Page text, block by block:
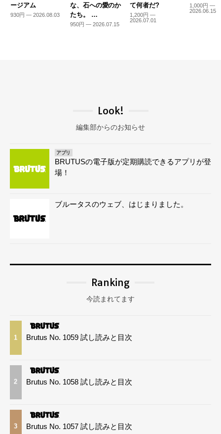
ージアム
930円 — 2026.08.03
な、石への愛のか
たち。 …
950円 — 2026.07.15
て何者だ?
1,200円 —
2026.07.01
1,000円 —
2026.06.15
Look!
編集部からのお知らせ
アプリ
BRUTUSの電子版が定期購読できるアプリが登
場！
ブルータスのウェブ、はじまりました。
Ranking
今読まれてます
1 Brutus No. 1059 試し読みと目次
2 Brutus No. 1058 試し読みと目次
3 Brutus No. 1057 試し読みと目次